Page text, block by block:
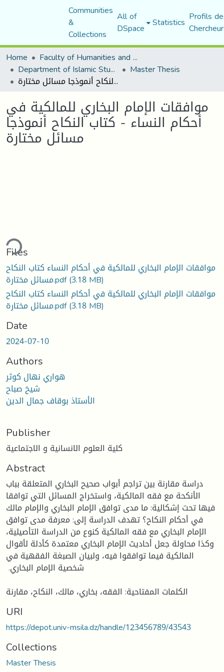
Communities
&
Collections
All of
DSpace Statistics Profils
Home
Faculty of Humanities and Social Sciences
Department of Islamic Studies Master Thesis
موافقات الإمام البخاري للمالكية في أحكام النساء - كتاب النكاح أنموذجا مسائل مختارة
موافقات الإمام البخاري للمالكية في
أحكام النساء - كتاب النكاح أنموذجا
مسائل مختارة
Files
موافقات الإمام البخاري للمالكية في أحكام النساء كتاب النكاح
مسائل مختارة.pdf(3.18 MB)
موافقات الإمام البخاري للمالكية في أحكام النساء كتاب النكاح
مسائل مختارة.pdf(3.18 MB)
Date
2024-07-10
Authors
هواري نهال كوثر
شيخ صباح
الأستاذ بوقاف جمال الدين
Publisher
كلية العلوم الانسانية و الاجتماعية
Abstract
دراسة مقارنة بين تراجم أبواب صحيح البخاري المتعلقة بباب
الأنكحة مع فقه المالكية، ‏واستخراج المسائل التي توافقا
فيها تحت إشكالية: ما مدى توافق الإمام البخاري والإمام مالك
‏في أحكام النكاح؟ تهدف الدراسة إلى: معرفة مدى توافق
الإمام البخاري مع فقه المالكية كنوع من ‏الدراسة التأصيلية،
وكذا محاولة جعل أحاديث الإمام البخاري معتمدة كأدلة لأقوال
المالكية فيما توافقوا فيه، ولبيان الصبغة الفقهية في
شخصية الإمام البخاري. ‏
الكلمات المفتاحية: الفقه، بخاري، مالك، النكاح، مقارنة
URI
https://depot.univ-msila.dz/handle/123456789/43543
Collections
Master Thesis